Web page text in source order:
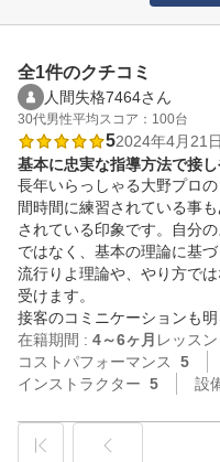
全1件のクチコミ
人間失格7464さん
30代男性平均スコア：100台
52024年4月21日
基本に忠実な指導方法で接し
長年いらっしゃる大野プロ
間時間に練習されている事
されている印象です。自分
ではなく、基本の理論に基
流行りよ理論や、やり方で
受けます。
接客のコミニケーションも明
在籍期間 : 4～6ヶ月 レッス
コストパフォーマンス
5
インストラクター 5 設